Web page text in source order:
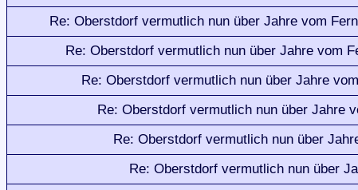
Re: Oberstdorf vermutlich nun über Jahre vom
Re: Oberstdorf vermutlich nun über Jahre vom
Re: Oberstdorf vermutlich nun über Jahre
Re: Oberstdorf vermutlich nun über Jahre
Re: Oberstdorf vermutlich nun über
Re: Oberstdorf vermutlich nun über